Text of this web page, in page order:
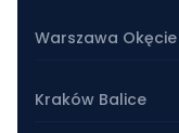
Warszawa Okęcie
Kraków Balice